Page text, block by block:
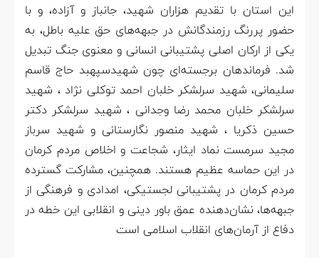
این استان با تقدیم هزاران شهید، جانباز و آزاده، و با
حضور پررنگ رزمندگانش در جبهه‌های حق علیه باطل، به
یکی از ارکان اصلی پشتیبانی انسانی و معنوی جنگ تبدیل
شد. فرماندهان برجسته‌ای چون شهیدسپهبد حاج قاسم
سلیمانی، شهید سرلشکر خلبان احمد توکلی نژاد ، شهید
سرلشکر خلبان محمد رضا وجدانی ، شهید سرلشکر دکتر
حسین ذکریا ، شهید منصور نگارستانی و شهید سرباز
مجید سرمست نماد ایثار، شجاعت و اخلاص مردم کرمان
در این حماسه عظیم هستند. همچنین، مشارکت گسترده
مردم کرمان در پشتیبانی لجستیکی، امدادی و فرهنگی از
جبهه‌ها، نشان‌دهنده عمق باور دینی و انقلابی این خطه در
دفاع از آرمان‌های انقلاب اسلامی است